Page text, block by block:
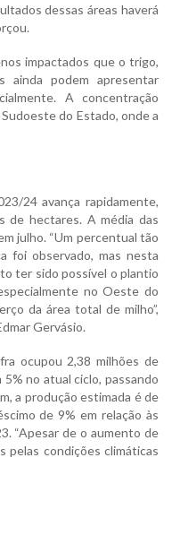
dessas áreas haverá
impactados que o trigo,
ainda podem apresentar
A concentração
do Estado, onde a
24 avança rapidamente,
de hectares. A média das
julho. “Um percentual tão
foi observado, mas nesta
ter sido possível o plantio
no Oeste do
da área total de milho”,
Gervásio.
ocupou 2,38 milhões de
no atual ciclo, passando
a produção estimada é de
de 9% em relação às
“Apesar de o aumento de
pelas condições climáticas